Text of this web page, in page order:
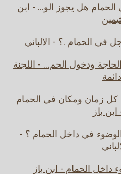
الحمام هل يجوز الو... - ابن
في الحمام .؟ - الالباني
ودخول الحم... - اللجنة
زمان ومكان في الحمام
باز
في داخل الحمام ؟ -
داخل الحمام - ابن باز